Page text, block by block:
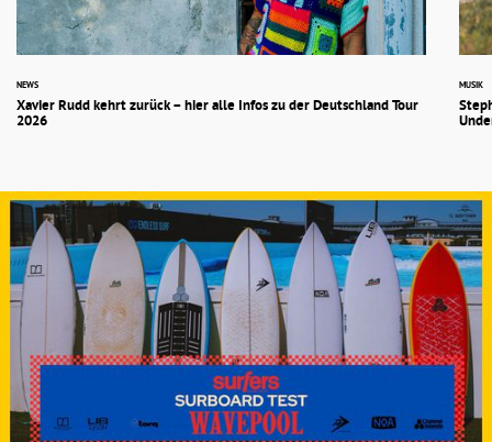
NEWS
Xavier Rudd kehrt zurück – hier alle Infos zu der Deutschland Tour
2026
MUSIK